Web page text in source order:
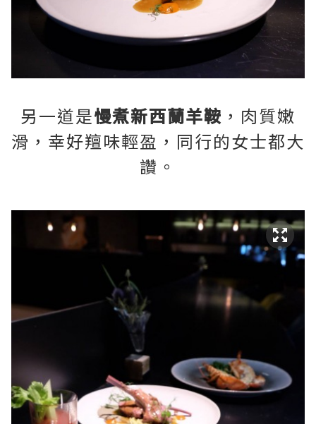
另一道是慢煮新西蘭羊鞍 ，肉質嫩
滑，幸好羶味輕盈，同行的女士都大
讚。